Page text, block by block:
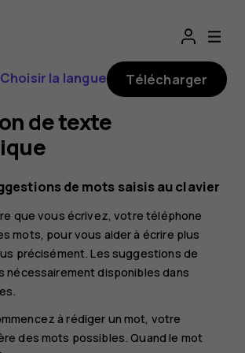
Choisir la langue Télécharger
de texte
de mots saisis au clavier
que vous écrivez, votre téléphone
mots, pour vous aider à écrire plus
précisément. Les suggestions de
nécessairement disponibles dans
à rédiger un mot, votre
des mots possibles. Quand le mot